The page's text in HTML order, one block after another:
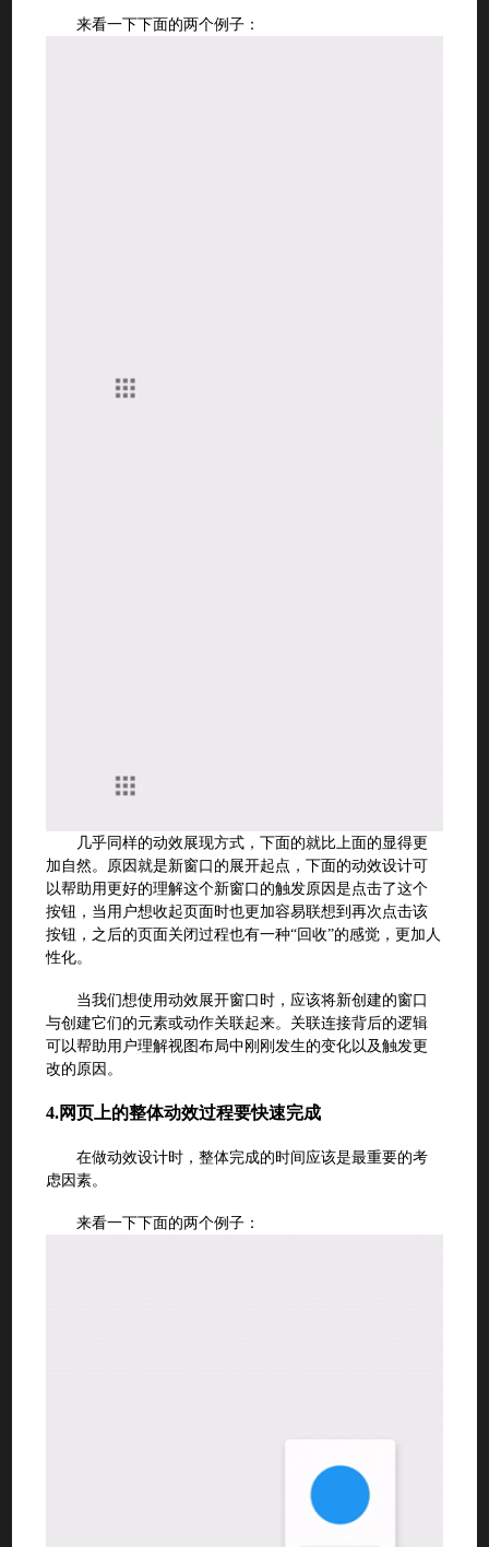
来看一下下面的两个例子：
几乎同样的动效展现方式，下面的就比上面的显得更
加自然。原因就是新窗口的展开起点，下面的动效设计可
以帮助用更好的理解这个新窗口的触发原因是点击了这个
按钮，当用户想收起页面时也更加容易联想到再次点击该
按钮，之后的页面关闭过程也有一种“回收”的感觉，更加人
性化。
当我们想使用动效展开窗口时，应该将新创建的窗口
与创建它们的元素或动作关联起来。关联连接背后的逻辑
可以帮助用户理解视图布局中刚刚发生的变化以及触发更
改的原因。
4.网页上的整体动效过程要快速完成
在做动效设计时，整体完成的时间应该是最重要的考
虑因素。
来看一下下面的两个例子：